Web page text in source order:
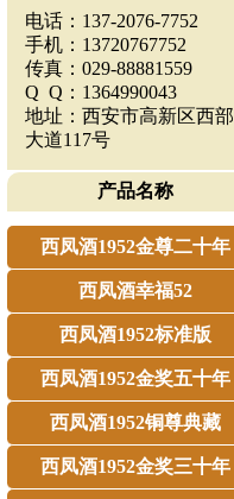
电话：137-2076-7752
手机：13720767752
传真：029-88881559
Q Q：1364990043
地址：西安市高新区西部
大道117号
产品名称
西凤酒1952金尊二十年
西凤酒幸福52
西凤酒1952标准版
西凤酒1952金奖五十年
西凤酒1952铜尊典藏
西凤酒1952金奖三十年